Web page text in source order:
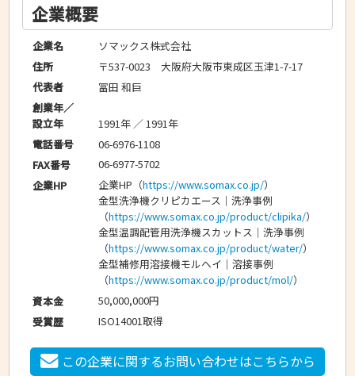
企業概要
企業名
ソマックス株式会社
住所
〒537-0023 大阪府大阪市東成区玉津1-7-17
代表者
冨田 和巨
創業年／
設立年
1991年 ／ 1991年
電話番号
06-6976-1108
FAX番号
06-6977-5702
企業HP
企業HP（https://www.somax.co.jp/）
金型洗浄機クリピカエース｜洗浄事例
（https://www.somax.co.jp/product/clipika/）
金型温調配管用洗浄機スカットス｜洗浄事例
（https://www.somax.co.jp/product/water/）
金型補修用溶接機モルヘイ｜溶接事例
（https://www.somax.co.jp/product/mol/）
資本金
50,000,000円
受賞歴
ISO14001取得
この企業に関するお問い合わせはこちらから